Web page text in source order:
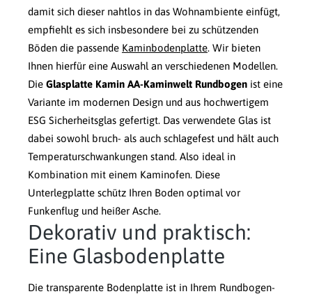
damit sich dieser nahtlos in das Wohnambiente einfügt,
empfiehlt es sich insbesondere bei zu schützenden
Böden die passende Kaminbodenplatte. Wir bieten
Ihnen hierfür eine Auswahl an verschiedenen Modellen.
Die Glasplatte Kamin AA-Kaminwelt Rundbogen ist eine
Variante im modernen Design und aus hochwertigem
ESG Sicherheitsglas gefertigt. Das verwendete Glas ist
dabei sowohl bruch- als auch schlagefest und hält auch
Temperaturschwankungen stand. Also ideal in
Kombination mit einem Kaminofen. Diese
Unterlegplatte schütz Ihren Boden optimal vor
Funkenflug und heißer Asche.
Dekorativ und praktisch:
Eine Glasbodenplatte
Die transparente Bodenplatte ist in Ihrem Rundbogen-